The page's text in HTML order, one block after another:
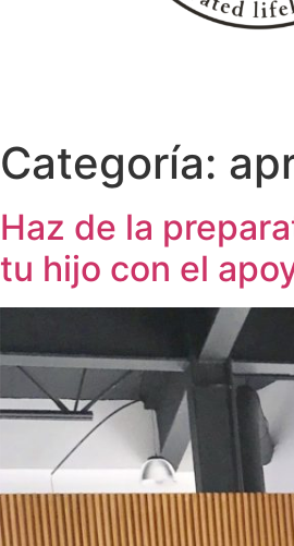
Categoría:
Haz de la
tu hijo con el